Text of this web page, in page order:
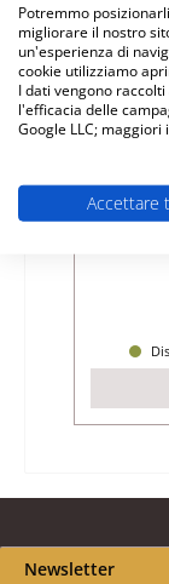
Newsletter
Potremmo
migliorare il nostro
un'esperienza di
cookie utilizziamo
I dati vengono
l'efficacia delle
Google LLC;
Accettare